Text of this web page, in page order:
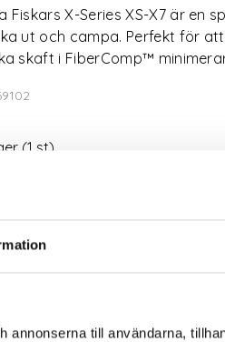
annonserna till användarna,
Fiskars X-Series XS-X7 är
ut och campa. Perfekt för
skaft i FiberComp™
(1 st)
Trygg betalning